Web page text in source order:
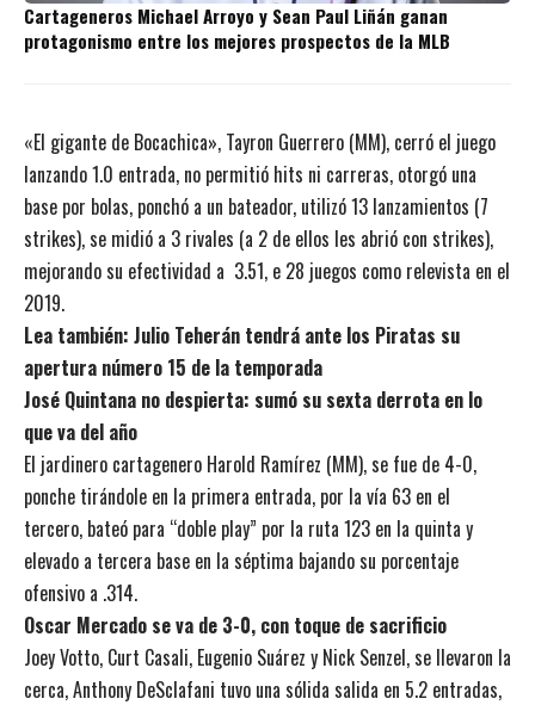
Cartageneros Michael Arroyo y Sean Paul Liñán ganan
protagonismo entre los mejores prospectos de la MLB
«El gigante de Bocachica», Tayron Guerrero (MM), cerró el juego
lanzando 1.0 entrada, no permitió hits ni carreras, otorgó una
base por bolas, ponchó a un bateador, utilizó 13 lanzamientos (7
strikes), se midió a 3 rivales (a 2 de ellos les abrió con strikes),
mejorando su efectividad a 3.51, e 28 juegos como relevista en el
2019.
Lea también: Julio Teherán tendrá ante los Piratas su
apertura número 15 de la temporada
José Quintana no despierta: sumó su sexta derrota en lo
que va del año
El jardinero cartagenero Harold Ramírez (MM), se fue de 4-0,
ponche tirándole en la primera entrada, por la vía 63 en el
tercero, bateó para “doble play” por la ruta 123 en la quinta y
elevado a tercera base en la séptima bajando su porcentaje
ofensivo a .314.
Oscar Mercado se va de 3-0, con toque de sacrificio
Joey Votto, Curt Casali, Eugenio Suárez y Nick Senzel, se llevaron la
cerca, Anthony DeSclafani tuvo una sólida salida en 5.2 entradas,